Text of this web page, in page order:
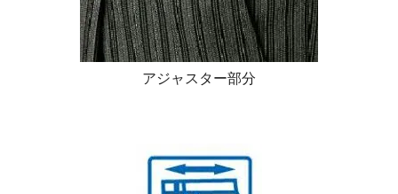
アジャスター部分